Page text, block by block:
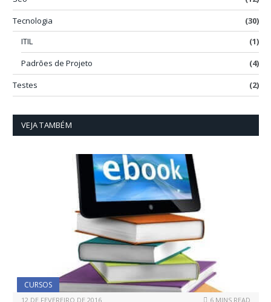
Tecnologia
(30)
ITIL
(1)
Padrões de Projeto
(4)
Testes
(2)
VEJA TAMBÉM
CURSOS
12 DE FEVEREIRO DE 2016 6 MINS READ